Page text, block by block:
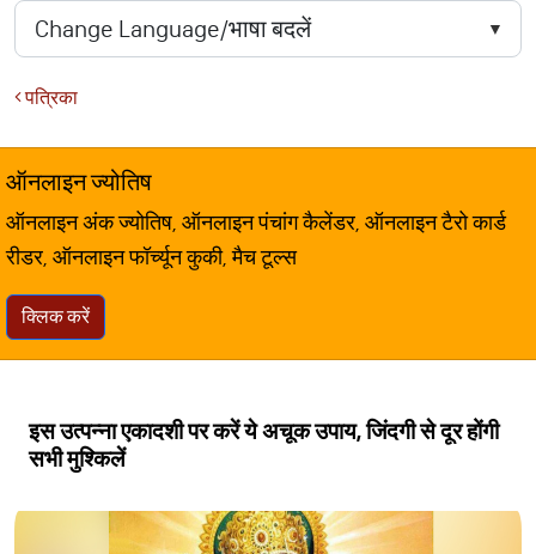
पत्रिका
ऑनलाइन ज्योतिष
ऑनलाइन अंक ज्योतिष, ऑनलाइन पंचांग कैलेंडर, ऑनलाइन टैरो कार्ड
रीडर, ऑनलाइन फॉर्च्यून कुकी, मैच टूल्स
क्लिक करें
इस उत्पन्ना एकादशी पर करें ये अचूक उपाय, जिंदगी से दूर होंगी
सभी मुश्किलें